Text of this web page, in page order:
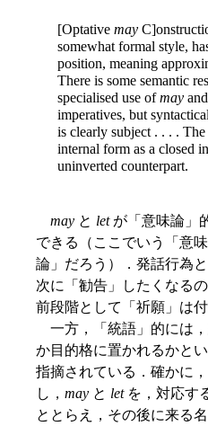
[Optative may
somewhat formal style,
position, meaning
There is some semantic
specialised use ofmay
imperatives, but
is clearly subject . . . .
internal form as a closed
uninverted counterpart.
may と letが「意味論」
できる（ここでいう「意
論」だろう）．発話行為
次に「勧告」したくなる
前段階として「祈願」は
一方，「統語」的には
か目的格に置かれるかと
指摘されている．確かに
し， may と letを，対応す
ととらえ，その後に来る